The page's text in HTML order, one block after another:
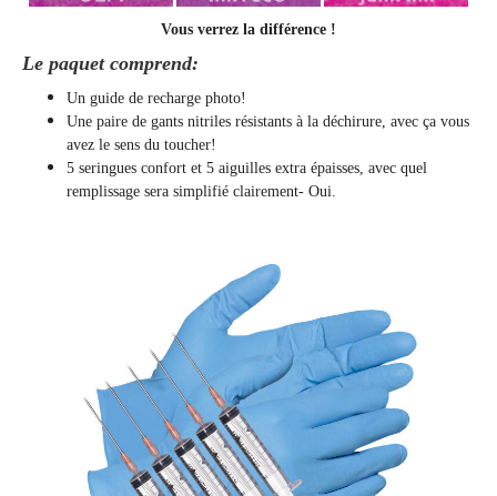
Vous verrez la différence !
Le paquet comprend:
Un guide de recharge photo!
Une paire de gants nitriles résistants à la déchirure, avec ça vous
avez le sens du toucher!
5 seringues confort et 5 aiguilles extra épaisses, avec quel
remplissage sera simplifié clairement- Oui.